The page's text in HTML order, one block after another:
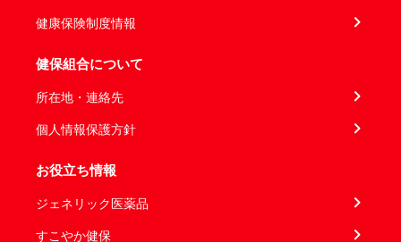
健康保険制度情報
健保組合について
所在地・連絡先
個人情報保護方針
お役立ち情報
ジェネリック医薬品
すこやか健保